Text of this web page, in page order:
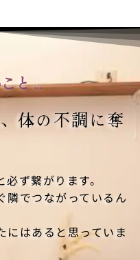
こと…
体の不調に奪
ず繋がります。
隣でつながっているん
にはあると思っていま